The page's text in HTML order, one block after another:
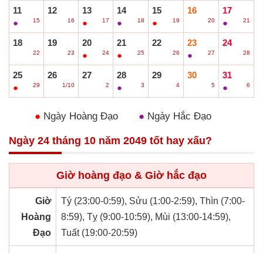
11
●
15
12
16
13
●
17
14
●
18
15
●
19
16
20
17
●
21
18
22
19
23
20
●
24
21
●
25
22
26
23
●
27
24
28
25
●
29
26
1/10
27
2
28
●
3
29
4
30
5
31
●
6
● Ngày Hoàng Đạo ● Ngày Hắc Đạo
Ngày 24 tháng 10 năm 2049 tốt hay xấu?
Giờ hoàng đạo & Giờ hắc đạo
Giờ
Hoàng
Đạo
Tý (23:00-0:59), Sửu (1:00-2:59), Thìn (7:00-
8:59), Tỵ (9:00-10:59), Mùi (13:00-14:59),
Tuất (19:00-20:59)